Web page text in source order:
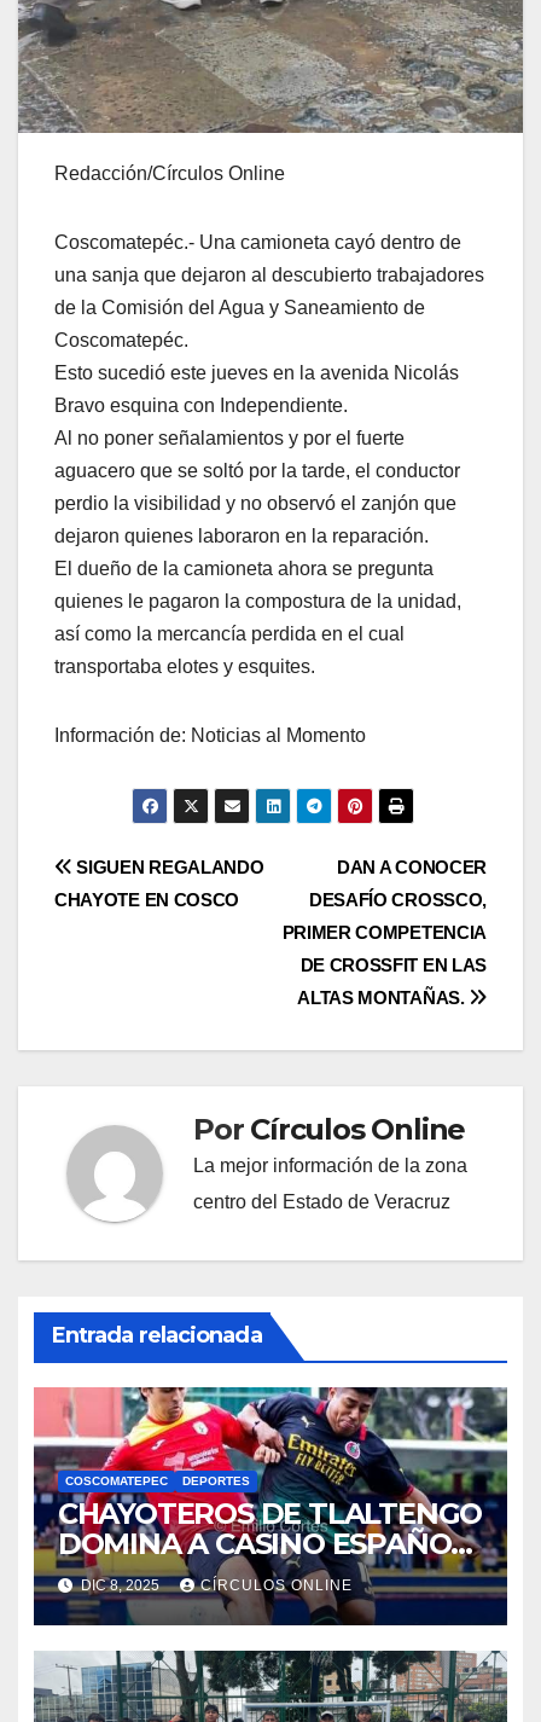
Redacción/Círculos Online
Coscomatepéc.- Una camioneta cayó dentro de
una sanja que dejaron al descubierto trabajadores
de la Comisión del Agua y Saneamiento de
Coscomatepéc.
Esto sucedió este jueves en la avenida Nicolás
Bravo esquina con Independiente.
Al no poner señalamientos y por el fuerte
aguacero que se soltó por la tarde, el conductor
perdio la visibilidad y no observó el zanjón que
dejaron quienes laboraron en la reparación.
El dueño de la camioneta ahora se pregunta
quienes le pagaron la compostura de la unidad,
así como la mercancía perdida en el cual
transportaba elotes y esquites.
Información de: Noticias al Momento
Navegación
DAN A CONOCER
DESAFÍO CROSSCO,
PRIMER COMPETENCIA
DE CROSSFIT EN LAS
ALTAS MONTAÑAS.
SIGUEN REGALANDO
CHAYOTE EN COSCO
Por Círculos Online
La mejor información de la zona
centro del Estado de Veracruz
Entrada relacionada
COSCOMATEPEC DEPORTES
CHAYOTEROS DE TLALTENGO
DOMINA A CASINO ESPAÑOL
Y SE VA A LA SEMIFINAL DE
LA PRIMERA AMATEUR «A».
DIC 8, 2025 CÍRCULOS ONLINE